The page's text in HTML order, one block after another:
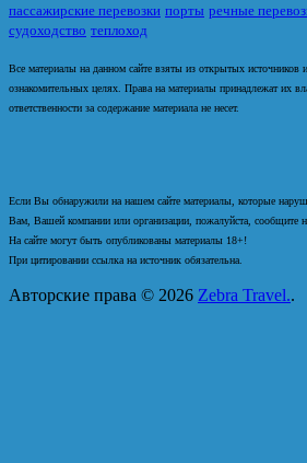
пассажирские перевозки порты речные
судоходство теплоход
Все материалы на данном сайте взяты из открытых источников
ознакомительных целях. Права на материалы принадлежат их
ответственности за содержание материала не несет.
Если Вы обнаружили на нашем сайте материалы, которые
Вам, Вашей компании или организации, пожалуйста, сообщите
На сайте могут быть опубликованы материалы 18+!
При цитировании ссылка на источник обязательна.
Авторские права © 2026 Zebra Travel..